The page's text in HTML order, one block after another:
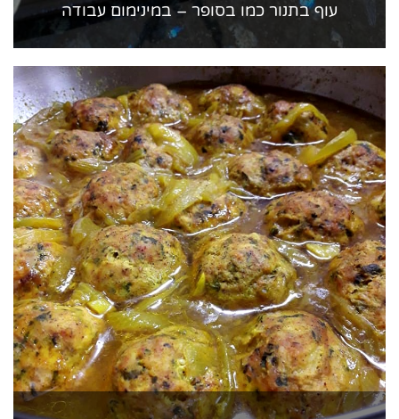
עוף בתנור כמו בסופר – במינימום עבודה